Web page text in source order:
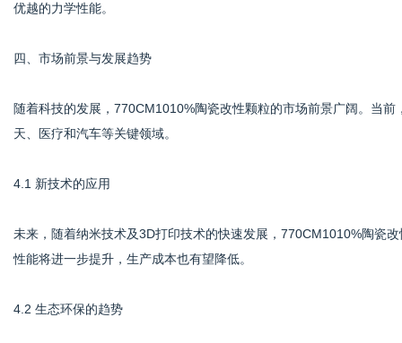
优越的力学性能。
四、市场前景与发展趋势
随着科技的发展，770CM1010%陶瓷改性颗粒的市场前景广阔。当
天、医疗和汽车等关键领域。
4.1 新技术的应用
未来，随着纳米技术及3D打印技术的快速发展，770CM1010%陶瓷
性能将进一步提升，生产成本也有望降低。
4.2 生态环保的趋势